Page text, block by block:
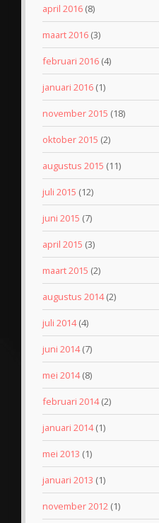
april 2016 (8)
maart 2016 (3)
februari 2016 (4)
januari 2016 (1)
november 2015 (18)
oktober 2015 (2)
augustus 2015 (11)
juli 2015 (12)
juni 2015 (7)
april 2015 (3)
maart 2015 (2)
augustus 2014(2)
juli 2014(4)
juni 2014(7)
mei 2014(8)
februari 2014(2)
januari 2014(1)
mei 2013 (1)
januari 2013 (1)
november 2012 (1)